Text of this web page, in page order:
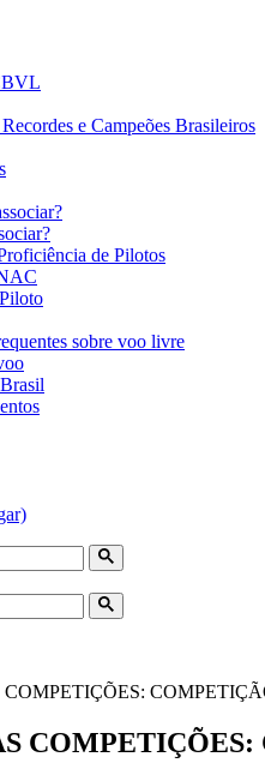
e Campeões Brasileiros
de Pilotos
sobre voo livre